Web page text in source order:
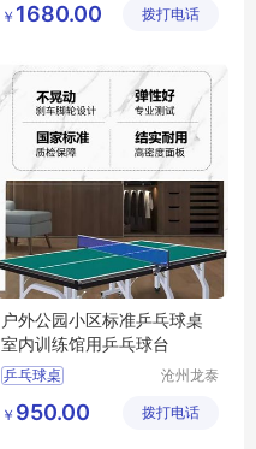
制造有限
￥ 1680.00 拨打电话
户外公园小区标准乒乓球桌
室内训练馆用乒乓球台
乒乓球桌
训练乒乓球桌
沧州龙泰
有限公司
￥ 950.00 拨打电话